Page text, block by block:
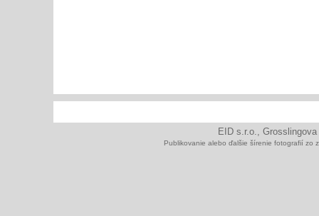
EID s.r.o.,
Publikovanie alebo ďalšie šírenie fotografií zo